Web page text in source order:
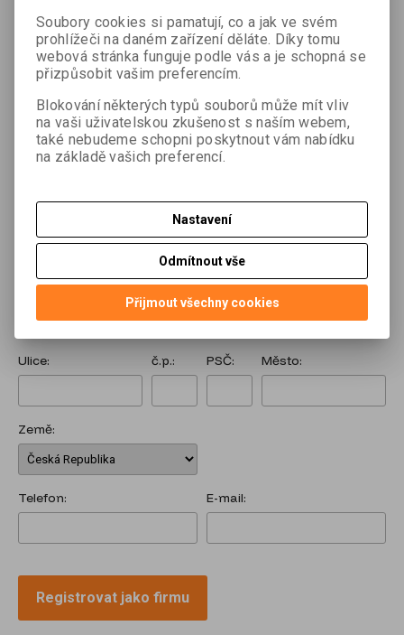
Ulice: , č.p.:: PSČ: Město:
Země:
Jméno:
Ulice: č.p.: PSČ: Město:
Země:
E-mail:
Telefon:
Registrovat jako firmu
Soubory cookies si pamatují, co a jak ve svém
prohlížeči na daném zařízení děláte. Díky tomu
webová stránka funguje podle vás a je schopná se
přizpůsobit vašim preferencím.
Blokování některých typů souborů může mít vliv
na vaši uživatelskou zkušenost s naším webem,
také nebudeme schopni poskytnout vám nabídku
na základě vašich preferencí.
Nastavení
Odmítnout vše
Přijmout všechny cookies